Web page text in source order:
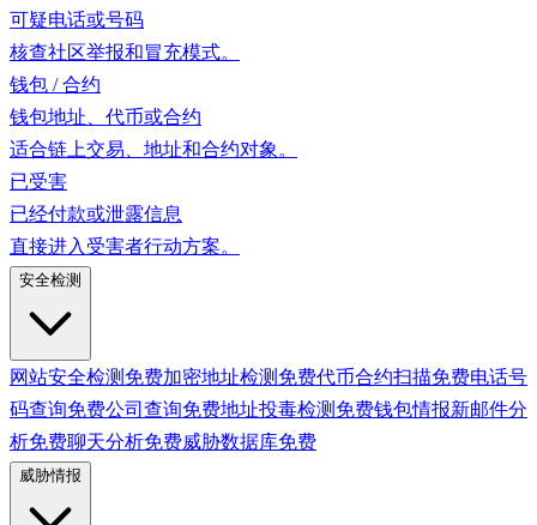
可疑电话或号码
核查社区举报和冒充模式。
钱包 / 合约
钱包地址、代币或合约
适合链上交易、地址和合约对象。
已受害
已经付款或泄露信息
直接进入受害者行动方案。
安全检测
网站安全检测 免费加密地址检测 免费代币合约扫描免费电话号
码查询免费公司查询免费地址投毒检测 免费钱包情报新邮件分
析免费聊天分析免费威胁数据库免费
威胁情报